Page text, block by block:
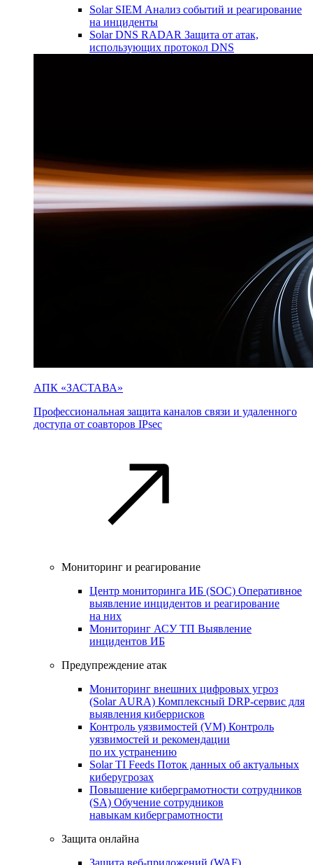
Solar SIEM Анализ событий и реагирование
на инциденты
Solar DNS RADAR Защита от атак,
использующих протокол DNS
АПК «ЗАСТАВА»
Профессиональная защита каналов связи и удаленного
доступа от соавторов IPsec
Мониторинг и реагирование
Центр мониторинга ИБ (SOC) Оперативное
выявление инцидентов и реагирование
на них
Мониторинг АСУ ТП Выявление
инцидентов ИБ
Предупреждение атак
Мониторинг внешних цифровых угроз
(Solar AURA) Комплексный DRP-сервис для
выявления киберрисков
Контроль уязвимостей (VM) Контроль
уязвимостей и рекомендации
по их устранению
Solar TI Feeds Поток данных об актуальных
киберугрозах
Повышение киберграмотности сотрудников
(SA) Обучение сотрудников
навыкам киберграмотности
Защита онлайна
Защита веб-приложений (WAF)